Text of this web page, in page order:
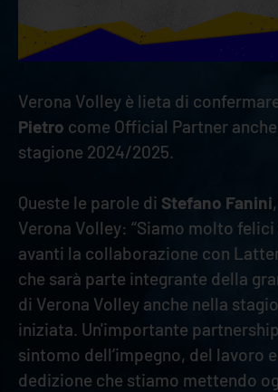
Verona Volley è lieta di
Pietro come Official Partner
stagione 2024/2025.
Queste le parole di Stefano Fanini
Verona Volley: “Siamo molto
avanti la collaborazione con
che sarà parte integrante della
di Verona Volley anche nella
iniziata. Un'importante
sintomo dell’impegno, del lavoro
dedizione che stiamo mettendo